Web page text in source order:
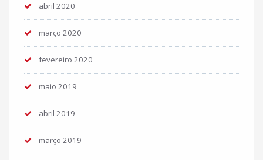
abril 2020
março 2020
fevereiro 2020
maio 2019
abril 2019
março 2019